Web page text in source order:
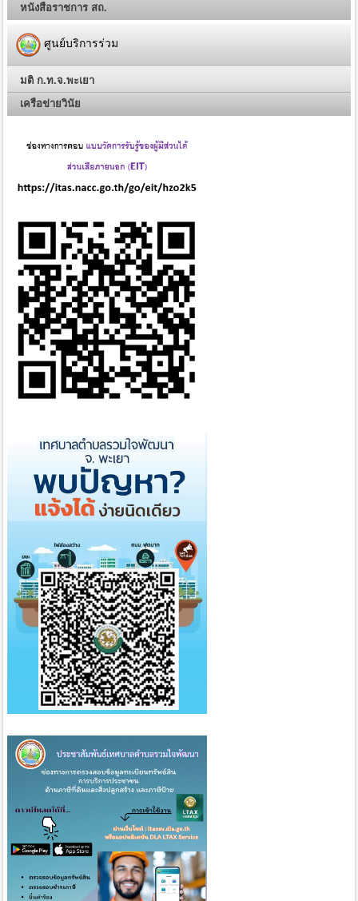
หนังสือราชการ สถ.
ศูนย์บริการร่วม
มติ ก.ท.จ.พะเยา
เครือข่ายวินัย